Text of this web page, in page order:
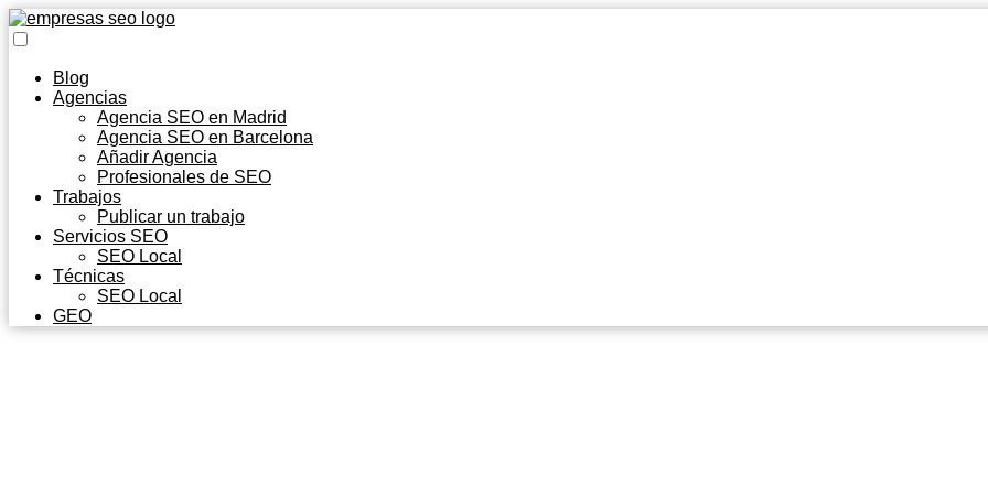
Blog
Agencias
Agencia SEO en Madrid
Agencia SEO en Barcelona
Añadir Agencia
Profesionales de SEO
Trabajos
Publicar un trabajo
Servicios SEO
SEO Local
Técnicas
SEO Local
GEO